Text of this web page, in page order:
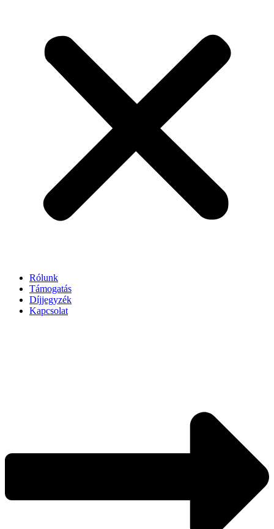
Rólunk
Támogatás
Díjjegyzék
Kapcsolat